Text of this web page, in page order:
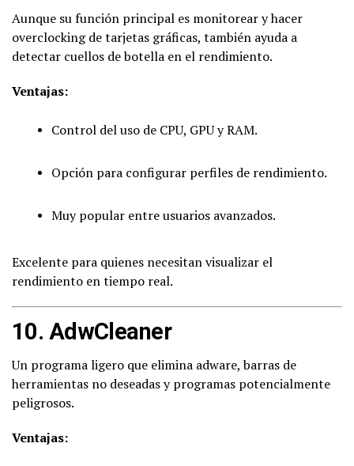
Aunque su función principal es monitorear y hacer
overclocking de tarjetas gráficas, también ayuda a
detectar cuellos de botella en el rendimiento.
Ventajas:
Control del uso de CPU, GPU y RAM.
Opción para configurar perfiles de rendimiento.
Muy popular entre usuarios avanzados.
Excelente para quienes necesitan visualizar el
rendimiento en tiempo real.
10. AdwCleaner
Un programa ligero que elimina adware, barras de
herramientas no deseadas y programas potencialmente
peligrosos.
Ventajas: